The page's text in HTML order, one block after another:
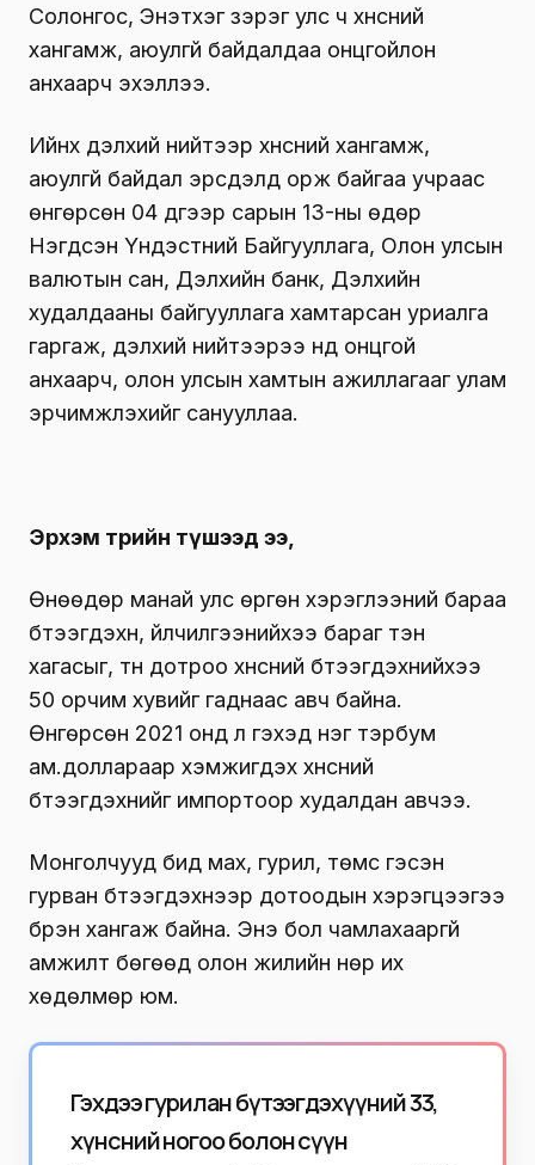
Солонгос, Энэтхэг зэрэг улс ч хүнсний
хангамж, аюулгүй байдалдаа онцгойлон
анхаарч эхэллээ.
Ийнхүү дэлхий нийтээр хүнсний хангамж,
аюулгүй байдал эрсдэлд орж байгаа учраас
өнгөрсөн 04 дүгээр сарын 13-ны өдөр
Нэгдсэн Үндэстний Байгууллага, Олон улсын
валютын сан, Дэлхийн банк, Дэлхийн
худалдааны байгууллага хамтарсан уриалга
гаргаж, дэлхий нийтээрээ үүнд онцгой
анхаарч, олон улсын хамтын ажиллагааг улам
эрчимжүүлэхийг санууллаа.
Эрхэм төрийн түшээд ээ,
Өнөөдөр манай улс өргөн хэрэглээний бараа
бүтээгдэхүүн, үйлчилгээнийхээ бараг тэн
хагасыг, түүн дотроо хүнсний бүтээгдэхүүнийхээ
50 орчим хувийг гаднаас авч байна.
Өнгөрсөн 2021 онд л гэхэд нэг тэрбум
ам.доллараар хэмжигдэх хүнсний
бүтээгдэхүүнийг импортоор худалдан авчээ.
Монголчууд бид мах, гурил, төмс гэсэн
гурван бүтээгдэхүүнээр дотоодын хэрэгцээгээ
бүрэн хангаж байна. Энэ бол чамлахааргүй
амжилт бөгөөд олон жилийн нөр их
хөдөлмөр юм.
Гэхдээ гурилан бүтээгдэхүүний 33,
хүнсний ногоо болон сүүн